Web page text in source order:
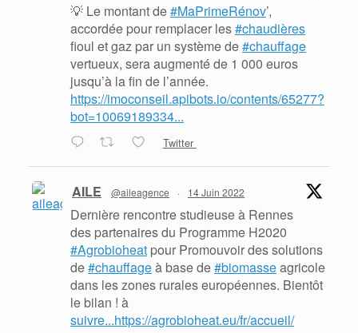
💡 Le montant de#MaPrimeRénov’,
accordée pour remplacer les#chaudières
fioul et gaz par un système de#chauffage
vertueux, sera augmenté de 1 000 euros
jusqu’à la fin de l’année.
https://imoconseil.apibots.io/contents/65277?
bot=10069189334...
Twitter
AILE @aileagence · 14 Juin 2022
Dernière rencontre studieuse à Rennes
des partenaires du Programme H2020
#Agrobioheat pour Promouvoir des solutions
de#chauffageà base de#biomasseagricole
dans les zones rurales européennes. Bientôt
le bilan ! à
suivre...https://agrobioheat.eu/fr/accueil/